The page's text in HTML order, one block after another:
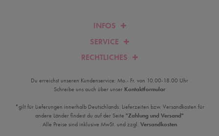
INFOS
SERVICE
RECHTLICHES
Du erreichst unseren Kundenservice: Mo.- Fr. von 10.00-18.00 Uhr
Schreibe uns auch über unser Kontaktformular
*gilt für Lieferungen innerhalb Deutschlands. Lieferzeiten bzw. Versandkosten für
andere Länder findest du auf der Seite "Zahlung und Versand"
Alle Preise sind inklusive MwSt. und zzgl. Versandkosten